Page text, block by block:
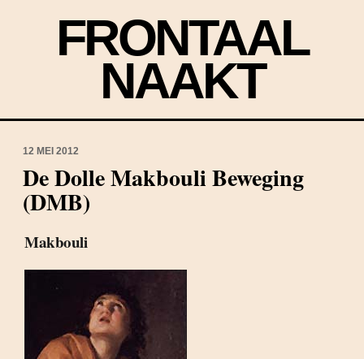
FRONTAAL
NAAKT
12 MEI 2012
De Dolle Makbouli Beweging
(DMB)
Makbouli